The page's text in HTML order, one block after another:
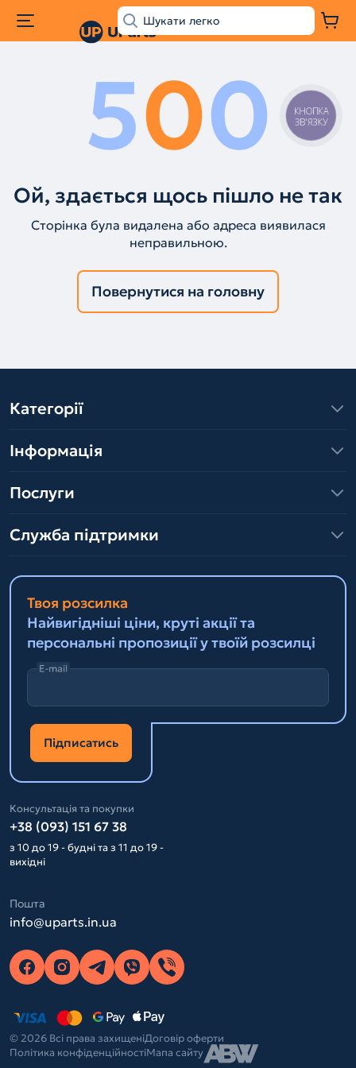
500
Ой, здається щось пішло не так
Сторінка була видалена або адреса виявилася
неправильною.
Повернутися на головну
Категорії
Інформація
Послуги
Служба підтримки
Твоя розсилка
Найвигідніші ціни, круті акції та
персональні пропозиції у твоїй розсилці
E-mail
Підписатись
Консультація та покупки
+38 (093) 151 67 38
з 10 до 19 - будні та з 11 до 19 -
вихідні
Пошта
info@uparts.in.ua
© 2026 Всі права захищеніДоговір оферти
Політика конфіденційностіМапа сайту
КНОПКА
ЗВ'ЯЗКУ